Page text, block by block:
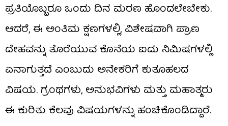
ಪ್ರತಿಯೊಬ್ಬರೂ ಒಂದು ದಿನ ಮರಣ ಹೊಂದಲೇಬೇಕು.
ಆದರೆ, ಈ ಅಂತಿಮ ಕ್ಷಣಗಳಲ್ಲಿ, ವಿಶೇಷವಾಗಿ ಪ್ರಾಣ
ದೇಹವನ್ನು ತೊರೆಯುವ ಕೊನೆಯ ಐದು ನಿಮಿಷಗಳಲ್ಲಿ
ಏನಾಗುತ್ತದೆ ಎಂಬುದು ಅನೇಕರಿಗೆ ಕುತೂಹಲದ
ವಿಷಯ. ಗ್ರಂಥಗಳು, ಅನುಭವಿಗಳು ಮತ್ತು ಮಹಾತ್ಮರು
ಈ ಕುರಿತು ಕೆಲವು ವಿಷಯಗಳನ್ನು ಹಂಚಿಕೊಂಡಿದ್ದಾರೆ.